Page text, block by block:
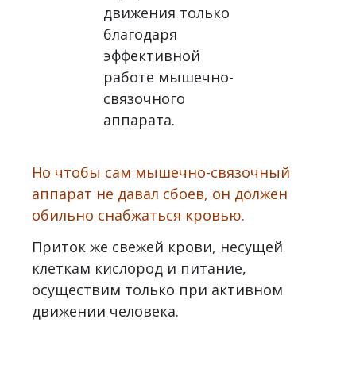
движения только
благодаря
эффективной
работе мышечно-
связочного
аппарата.
Но чтобы сам мышечно-связочный
аппарат не давал сбоев, он должен
обильно снабжаться кровью.
Приток же свежей крови, несущей
клеткам кислород и питание,
осуществим только при активном
движении человека.